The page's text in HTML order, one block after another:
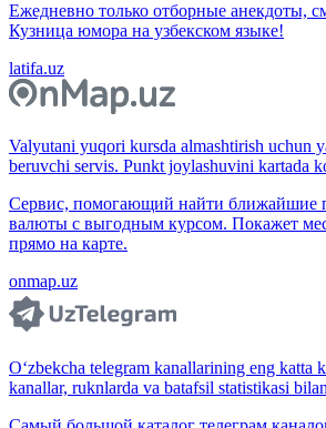
Ежедневно только отборные анекдоты,
Кузница юмора на узбекском языке!
latifa.uz
Valyutani yuqori kursda almashtirish uchun
beruvchi servis. Punkt joylashuvini kartada
Сервис, помогающий найти ближайшие
валюты с выгодным курсом. Покажет
прямо на карте.
onmap.uz
O‘zbekcha telegram kanallarining eng katta
kanallar, ruknlarda va batafsil statistikasi